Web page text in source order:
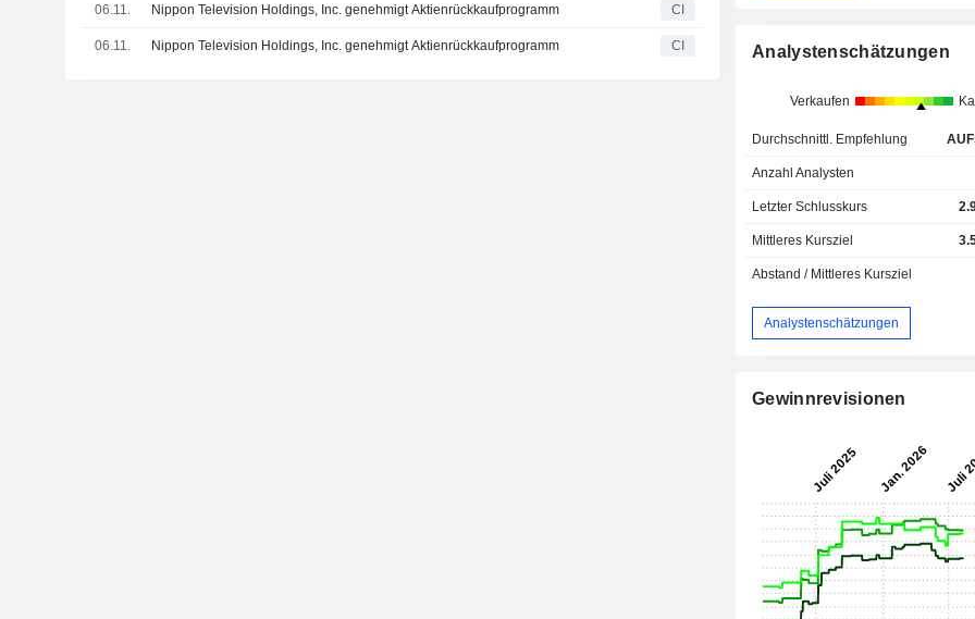
06.11. Nippon Television Holdings, Inc. genehmigt Aktienrückkaufprogramm CI
06.11. Nippon Television Holdings, Inc. genehmigt Aktienrückkaufprogramm CI Analystenschätzungen
Verkaufen
Durchschnittl. Empfehlung
Anzahl Analysten
Letzter Schlusskurs
Mittleres Kursziel
Abstand / Mittleres Kursziel
Analystenschätzungen
Gewinnrevisionen